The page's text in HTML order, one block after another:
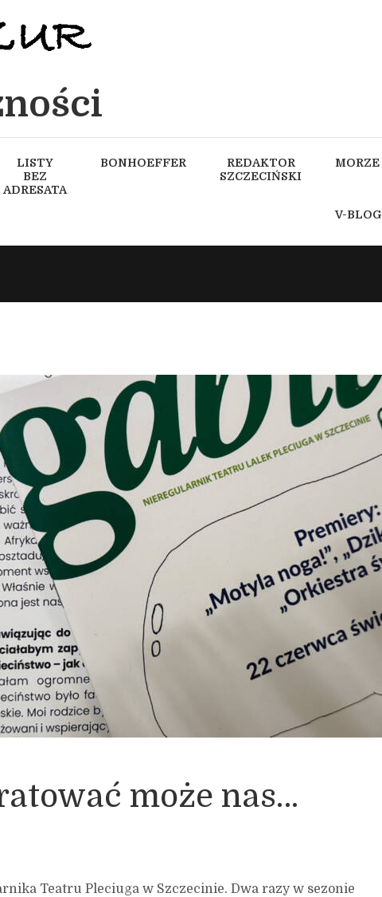
LISTY
BEZ
ADRESATA
BONHOEFFER
REDAKTOR
SZCZECIŃSKI
MORZE
V-BLOG
może nas…
Teatru Pleciuga w Szczecinie. Dwa razy w sezonie